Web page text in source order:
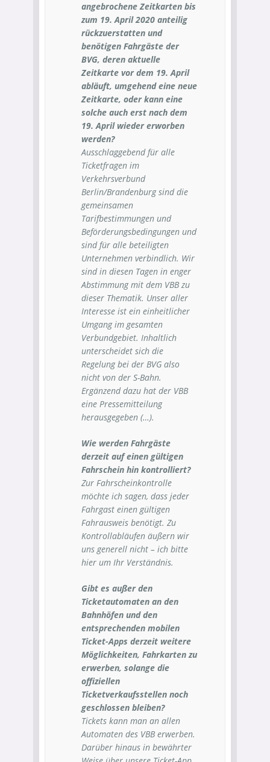
angebrochene Zeitkarten bis
zum 19. April 2020 anteilig
rückzuerstatten und
benötigen Fahrgäste der
BVG, deren aktuelle
Zeitkarte vor dem 19. April
abläuft, umgehend eine neue
Zeitkarte, oder kann eine
solche auch erst nach dem
19. April wieder erworben
werden?
Ausschlaggebend für alle
Ticketfragen im
Verkehrsverbund
Berlin/Brandenburg sind die
gemeinsamen
Tarifbestimmungen und
Beförderungsbedingungen und
sind für alle beteiligten
Unternehmen verbindlich. Wir
sind in diesen Tagen in enger
Abstimmung mit dem VBB zu
dieser Thematik. Unser aller
Interesse ist ein einheitlicher
Umgang im gesamten
Verbundgebiet. Inhaltlich
unterscheidet sich die
Regelung bei der BVG also
nicht von der S-Bahn.
Ergänzend dazu hat der VBB
eine Pressemitteilung
herausgegeben (…).
Wie werden Fahrgäste
derzeit auf einen gültigen
Fahrschein hin kontrolliert?
Zur Fahrscheinkontrolle
möchte ich sagen, dass jeder
Fahrgast einen gültigen
Fahrausweis benötigt. Zu
Kontrollabläufen äußern wir
uns generell nicht – ich bitte
hier um Ihr Verständnis.
Gibt es außer den
Ticketautomaten an den
Bahnhöfen und den
entsprechenden mobilen
Ticket-Apps derzeit weitere
Möglichkeiten, Fahrkarten zu
erwerben, solange die
offiziellen
Ticketverkaufsstellen noch
geschlossen bleiben?
Tickets kann man an allen
Automaten des VBB erwerben.
Darüber hinaus in bewährter